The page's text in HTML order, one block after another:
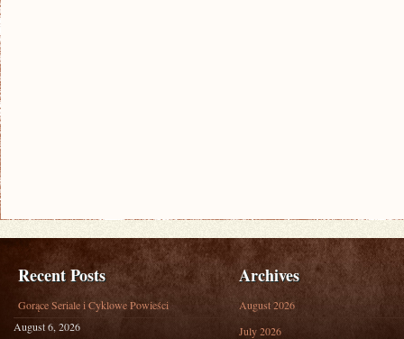
Recent Posts
Gorące Seriale i Cyklowe Powieści
August 6, 2026
Archives
August 2026
July 2026